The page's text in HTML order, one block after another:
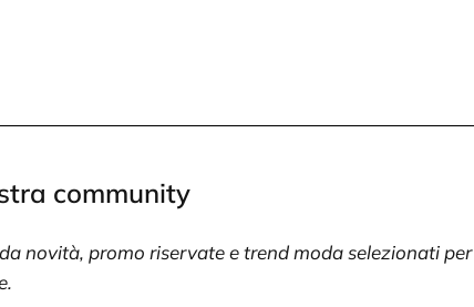
community
novità, promo riservate e trend moda selezionati per